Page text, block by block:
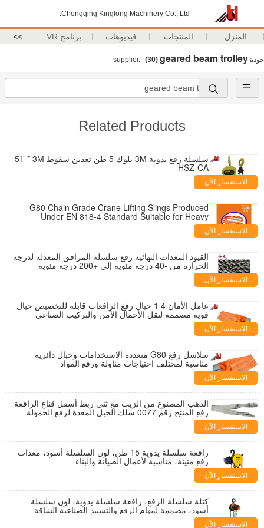
Chongqing Kinglong Machinery Co., Ltd.
المنزل المنتجات فيديوهات برنامج VR >>
جودة geared beam trolley
(30)
Related Products
سلسلة رفع يدوية 3M بلوك 5 طن تعدين سقوط 5T * 3M
HSZ-CA
الاستفسار الآن
G80 Chain Grade Crane Lifting Slings Produced
Under EN 818-4 Standard Suitable for Heavy
Industrial Lifting Requirementsالاستفسار الآن
القيود المعدات النهائية رفع سلسلة المرافق المعدلة لدرجة
الحرارة من -40 درجة مئوية إلى +200 درجة مئوية
الصناعيةالاستفسار الآن
عامل الأمان 4 1 حبال رفع الرافعات قابلة للتخصيص حبال
قوية مصممة لنقل الأحمال الآمن والتركيب الصناعي
الاستفسار الآن
سلاسل رفع G80 متعددة الاستخدامات وحبال دائرية
مناسبة لمختلف احتياجات مناولة ورفع المواد
الاستفسار الآن
الذهب المصنوع من الزيت مع ثني ربط أسفل قناع الرافعة
رفع المنتج رقم 0077 سلك الحبل المعدة لرفع الحمولة
الثقيلة وأمنالاستفسار الآن
رافعة سلسلة يدوية 15 طن، لون السلسلة أسود، معدات
رفع متينة، مناسبة لأعمال الصيانة والبناء
الاستفسار الآن
كتلة سلسلة الرفع، رافعة سلسلة يدوية، لون سلسلة
أسود، مصممة لمهام الرفع والتشييد الصناعية الشاقة
الاستفسار الآن